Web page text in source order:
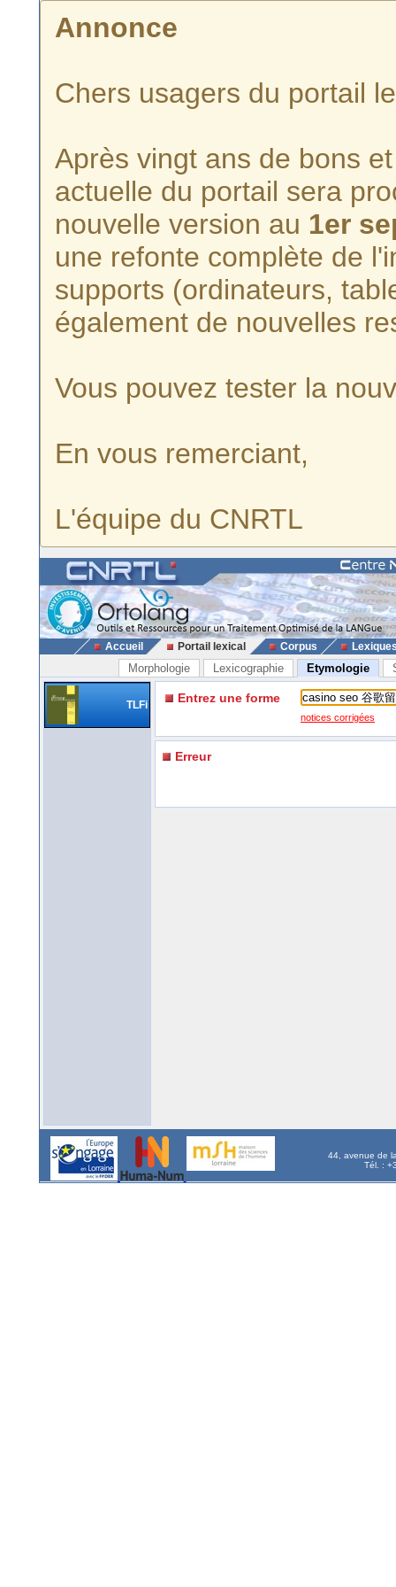
Annonce
Chers usagers du portail
Après vingt ans de bons
actuelle du portail sera
nouvelle version au 1er
une refonte complète de
supports (ordinateurs,
également de nouvelles
Vous pouvez tester la
En vous remerciant,
L'équipe du CNRTL
Accueil Portail lexical Corpus
Morphologie Lexicographie Etymologie
TLFi Entrez une forme
notices corrigées
Erreur
44, avenue de
Tél. :